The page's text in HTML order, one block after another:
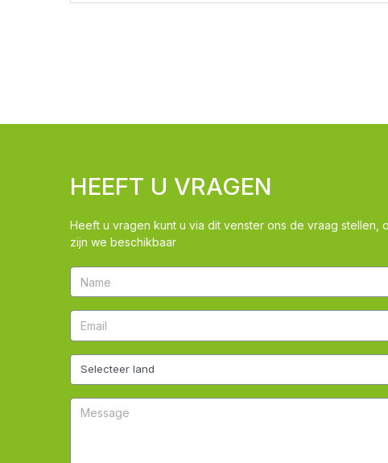
HEEFT U VRAGEN
Heeft u vragen kunt u via dit venster ons de vraag stellen,
zijn we beschikbaar